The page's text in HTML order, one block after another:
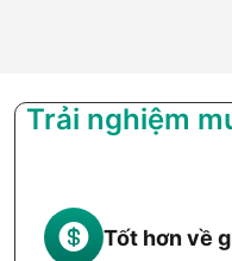
Trải nghiệm
Tốt hơn về